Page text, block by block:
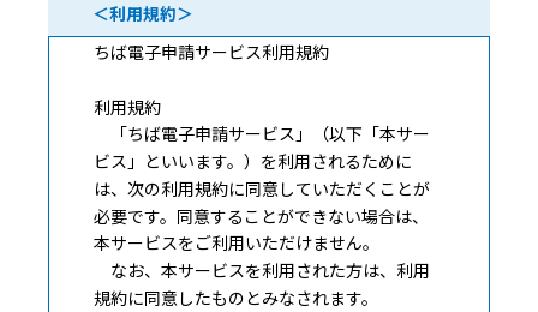
＜利用規約＞
ちば電子申請サービス利用規約
利用規約
「ちば電子申請サービス」（以下「本サー
ビス」といいます。）を利用されるために
は、次の利用規約に同意していただくことが
必要です。同意することができない場合は、
本サービスをご利用いただけません。
なお、本サービスを利用された方は、利用
規約に同意したものとみなされます。